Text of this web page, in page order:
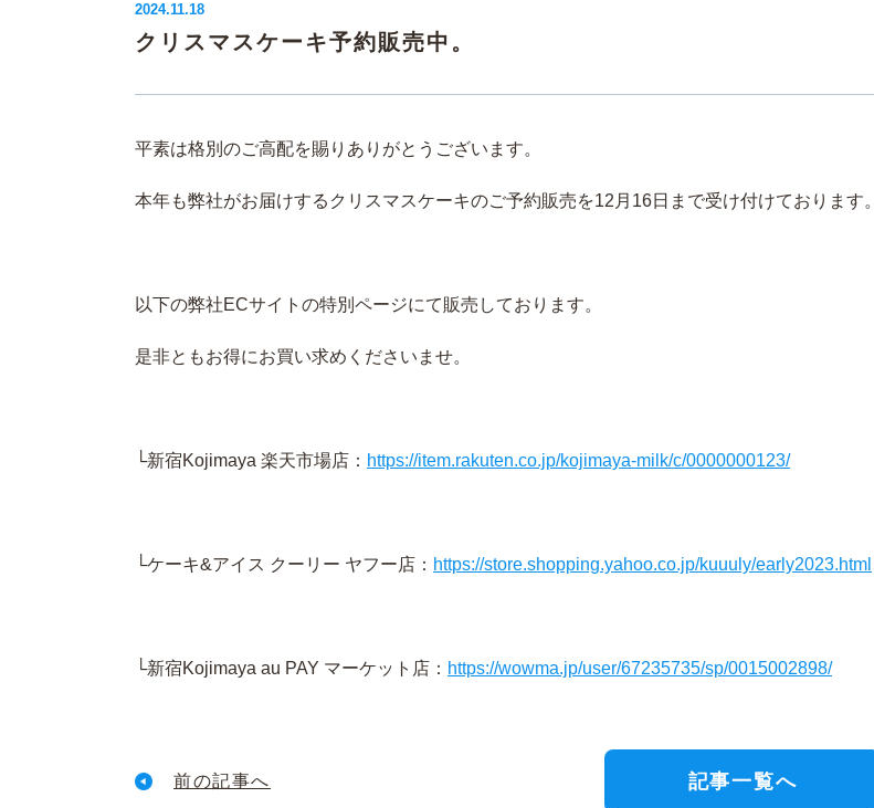
2024.11.18
クリスマスケーキ予約販売中。
平素は格別のご高配を賜りありがとうございます。
本年も弊社がお届けするクリスマスケーキのご予約販売を12月16日まで受け付けております。
以下の弊社ECサイトの特別ページにて販売しております。
是非ともお得にお買い求めくださいませ。
└新宿Kojimaya 楽天市場店： https://item.rakuten.co.jp/kojimaya-milk/c/0000000123/
└ケーキ&アイス クーリー ヤフー店： https://store.shopping.yahoo.co.jp/kuuuly/early2023.html
└新宿Kojimaya au PAY マーケット店： https://wowma.jp/user/67235735/sp/0015002898/
前の記事へ 記事一覧へ